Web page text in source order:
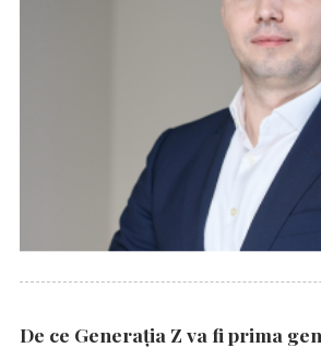
De ce Generația Z va fi prima